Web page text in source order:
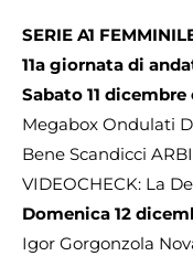
SERIE A1
11a giornata di
Sabato 11 dicembre
Megabox Ondulati
Bene Scandicci
VIDEOCHECK: La
Domenica 12
Igor Gorgonzola